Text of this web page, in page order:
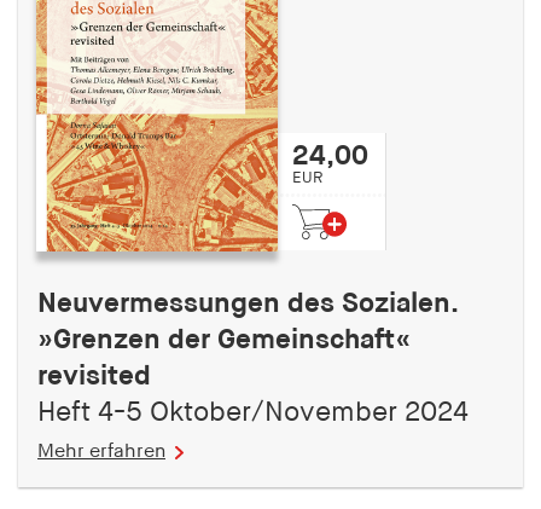
24,00
EUR
Neuvermessungen des Sozialen.
»Grenzen der Gemeinschaft«
revisited
Heft 4-5 Oktober/November 2024
Mehr erfahren